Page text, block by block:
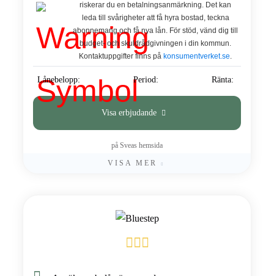
riskerar du en betalningsanmärkning. Det kan
leda till svårigheter att få hyra bostad, teckna
abonnemang och få nya lån. För stöd, vänd dig till
budget- och skuldrådgivningen i din kommun.
Kontaktuppgifter finns på konsumentverket.se.
Lånebelopp: Period: Ränta:
Visa erbjudande
på Sveas hemsida
VISA MER